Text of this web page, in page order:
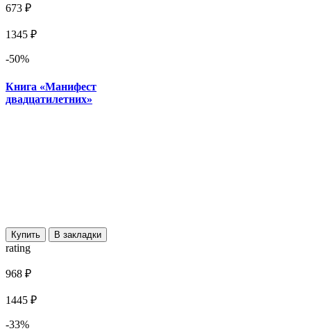
673 ₽
1345 ₽
-50%
Книга «Манифест
двадцатилетних»
Купить В закладки
rating
968 ₽
1445 ₽
-33%